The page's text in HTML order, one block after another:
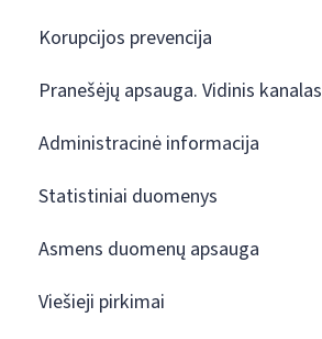
Korupcijos prevencija
Pranešėjų apsauga. Vidinis kanalas
Administracinė informacija
Statistiniai duomenys
Asmens duomenų apsauga
Viešieji pirkimai